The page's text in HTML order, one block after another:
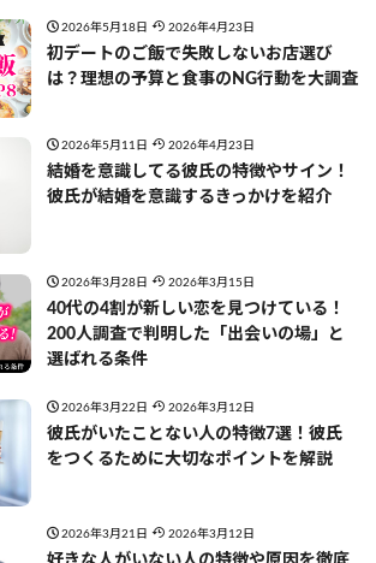
2026年5月18日 2026年4月23日
初デートのご飯で失敗しないお店選び
は？理想の予算と食事のNG行動を大調査
2026年5月11日 2026年4月23日
結婚を意識してる彼氏の特徴やサイン！
彼氏が結婚を意識するきっかけを紹介
2026年3月28日 2026年3月15日
40代の4割が新しい恋を見つけている！
200人調査で判明した「出会いの場」と
選ばれる条件
2026年3月22日 2026年3月12日
彼氏がいたことない人の特徴7選！彼氏
をつくるために大切なポイントを解説
2026年3月21日 2026年3月12日